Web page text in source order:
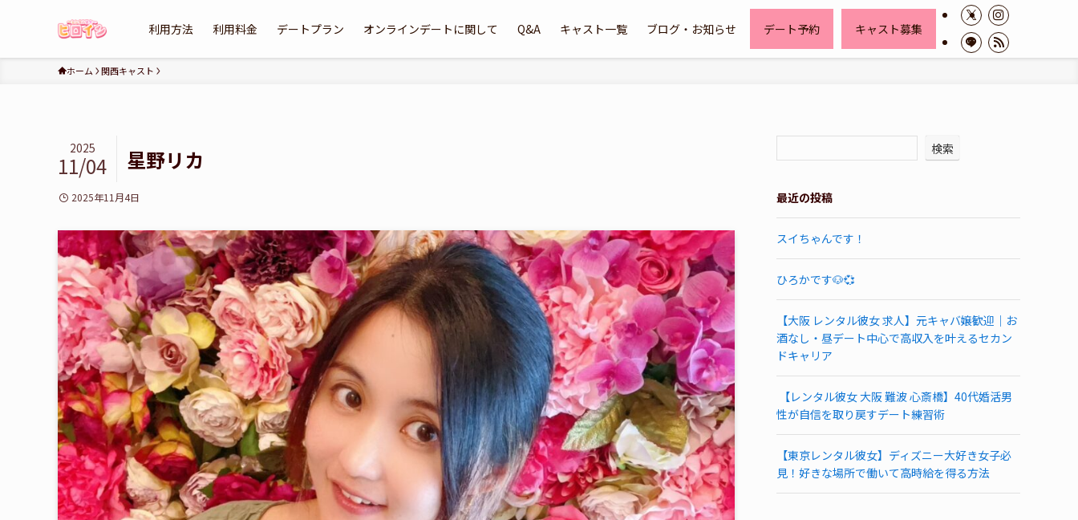
利用方法 利用料金 デートプラン オンラインデートに関して Q&A キャスト一覧 ブログ・お知らせ デート予約 キャスト募集
ホーム 関西キャスト
星野リカ
2025
11/04
2025年11月4日
検索
最近の投稿
スイちゃんです！
ひろかです🐶💞
【大阪 レンタル彼女 求人】元キャバ嬢歓迎｜お
酒なし・昼デート中心で高収入を叶えるセカン
ドキャリア
【レンタル彼女 大阪 難波 心斎橋】40代婚活男
性が自信を取り戻すデート練習術
【東京レンタル彼女】ディズニー大好き女子必
見！好きな場所で働いて高時給を得る方法